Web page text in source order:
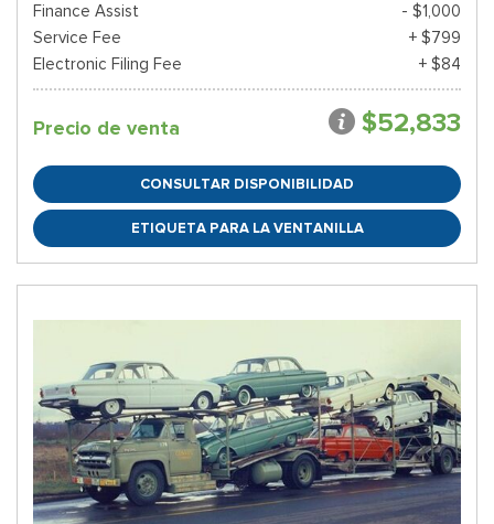
Finance Assist
- $1,000
Service Fee
+ $799
Electronic Filing Fee
+ $84
Precio de venta $52,833
CONSULTAR DISPONIBILIDAD
ETIQUETA PARA LA VENTANILLA